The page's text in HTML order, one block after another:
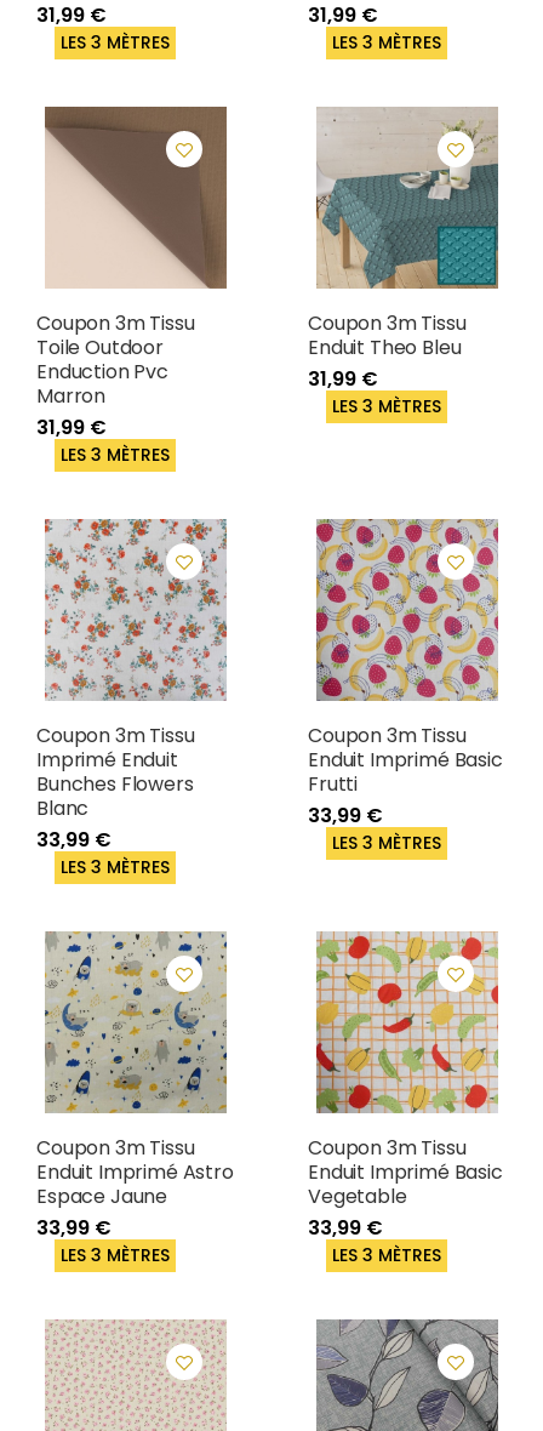
31,99 €
LES 3 MÈTRES
31,99 €
LES 3 MÈTRES
Coupon 3m Tissu
Toile Outdoor
Enduction Pvc
Marron
31,99 €
LES 3 MÈTRES
Coupon 3m Tissu
Enduit Theo Bleu
31,99 €
LES 3 MÈTRES
Coupon 3m Tissu
Imprimé Enduit
Bunches Flowers
Blanc
33,99 €
LES 3 MÈTRES
Coupon 3m Tissu
Enduit Imprimé Basic
Frutti
33,99 €
LES 3 MÈTRES
Coupon 3m Tissu
Enduit Imprimé Astro
Espace Jaune
33,99 €
LES 3 MÈTRES
Coupon 3m Tissu
Enduit Imprimé Basic
Vegetable
33,99 €
LES 3 MÈTRES